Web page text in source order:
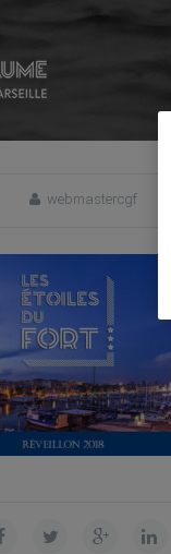
webmastercgf